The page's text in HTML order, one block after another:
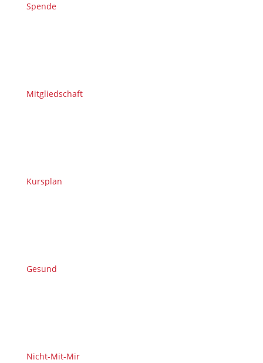
Spende
Mitgliedschaft
Kursplan
Gesund
Nicht-Mit-Mir